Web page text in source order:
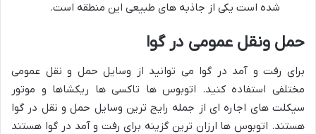
شده است یکی از جاذبه های طبیعی این منطقه است.
حمل ونقل عمومی در گوا
برای رفت و آمد در گوا می توانید از وسایل حمل و نقل عمومی
مختلفی استفاده کنید. اتوبوس ها تاکسی ها ریکشاها و موتور
سیکلت های اجاره ای از جمله رایج ترین وسایل حمل و نقل در گوا
هستند. اتوبوس ها ارزان ترین گزینه برای رفت و آمد در گوا هستند